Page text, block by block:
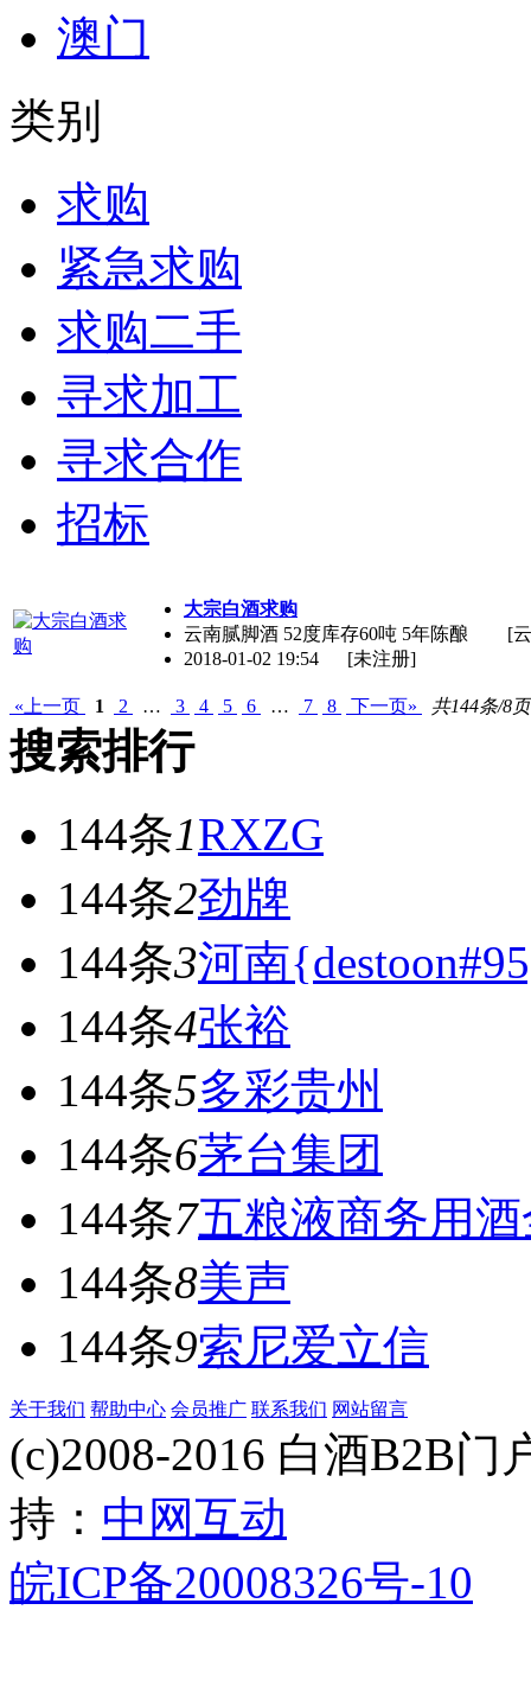
澳门
类别
求购
紧急求购
求购二手
寻求加工
寻求合作
招标
大宗白酒求购
云南腻脚酒 52度库存60吨 5年陈酿
2018-01-02 19:54
[未注册]
[
«上一页 1 2 … 3 4 5 6 … 7 8 下一页» 共144条/8页
搜索排行
144条1RXZG
144条2劲牌
144条3河南
144条4张裕
144条5多彩贵州
144条6茅台集团
144条7五粮液商务用
144条8美声
144条9索尼爱立信
关于我们 帮助中心 会员推广 联系我们 网站留言
(c)2008-2016 白酒B2B门
持： 中网互动
皖ICP备20008326号-10